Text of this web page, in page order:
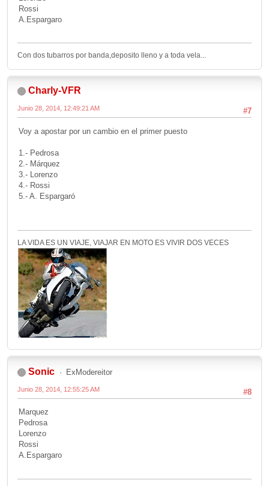
Rossi
A.Espargaro
Con dos tubarros por banda,deposito lleno y a toda vela...
Charly-VFR
#7
Junio 28, 2014, 12:49:21 AM
Voy a apostar por un cambio en el primer puesto
1.- Pedrosa
2.- Márquez
3.- Lorenzo
4.- Rossi
5.- A. Espargaró
LA VIDA ES UN VIAJE, VIAJAR EN MOTO ES VIVIR DOS VECES
Sonic ExModereitor
#8
Junio 28, 2014, 12:55:25 AM
Marquez
Pedrosa
Lorenzo
Rossi
A.Espargaro